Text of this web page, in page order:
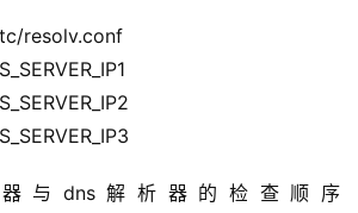
resolv.conf
与dns解析器的检查顺序